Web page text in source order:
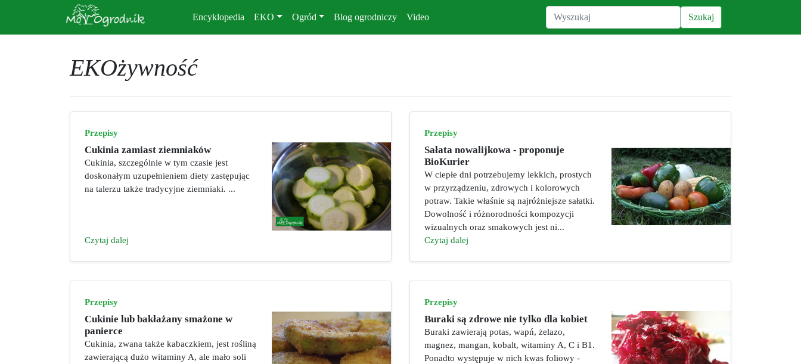
Encyklopedia EKO Ogród Blog ogrodniczy Video
EKOżywność
Przepisy
Cukinia zamiast ziemniaków
Cukinia, szczególnie w tym czasie jest
doskonałym uzupełnieniem diety zastępując
na talerzu także tradycyjne ziemniaki. ...
Czytaj dalej
Przepisy
Sałata nowalijkowa - proponuje
BioKurier
W ciepłe dni potrzebujemy lekkich, prostych
w przyrządzeniu, zdrowych i kolorowych
potraw. Takie właśnie są najróżniejsze sałatki.
Dowolność i różnorodności kompozycji
wizualnych oraz smakowych jest ni...
Czytaj dalej
Przepisy
Cukinie lub bakłażany smażone w
panierce
Cukinia, zwana także kabaczkiem, jest rośliną
zawierającą dużo witaminy A, ale mało soli
Przepisy
Buraki są zdrowe nie tylko dla kobiet
Buraki zawierają potas, wapń, żelazo,
magnez, mangan, kobalt, witaminy A, C i B1.
Ponadto występuje w nich kwas foliowy -